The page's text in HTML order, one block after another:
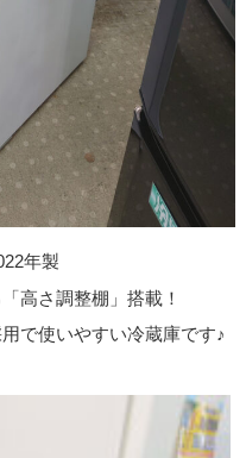
年製
高さ調整棚」搭載！
で使いやすい冷蔵庫です♪